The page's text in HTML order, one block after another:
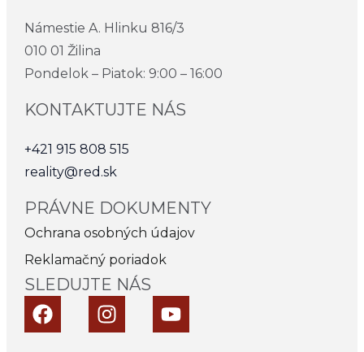
Námestie A. Hlinku 816/3
010 01 Žilina
Pondelok – Piatok: 9:00 – 16:00
KONTAKTUJTE NÁS
+421 915 808 515
reality@red.sk
PRÁVNE DOKUMENTY
Ochrana osobných údajov
Reklamačný poriadok
SLEDUJTE NÁS